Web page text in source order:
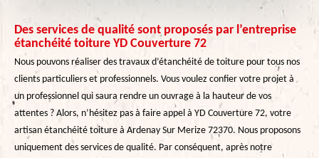
Des services de qualité sont proposés par l’entreprise
étanchéité toiture YD Couverture 72
Nous pouvons réaliser des travaux d’étanchéité de toiture pour tous nos
clients particuliers et professionnels. Vous voulez confier votre projet à
un professionnel qui saura rendre un ouvrage à la hauteur de vos
attentes ? Alors, n’hésitez pas à faire appel à YD Couverture 72, votre
artisan étanchéité toiture à Ardenay Sur Merize 72370. Nous proposons
uniquement des services de qualité. Par conséquent, après notre